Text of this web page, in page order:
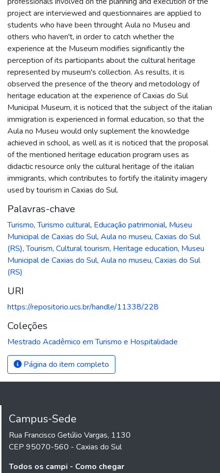
project are interviewed and questionnaires are applied to
students who have been throught Aula no Museu and
others who haven't, in order to catch whether the
experience at the Museum modifies significantly the
perception of its participants about the cultural heritage
represented by museum's collection. As results, it is
observed the presence of the theory and metodology of
heritage education at the experience of Caxias do Sul
Municipal Museum, it is noticed that the subject of the italian
immigration is experienced in formal education, so that the
Aula no Museu would only suplement the knowledge
achieved in school, as well as it is noticed that the proposal
of the mentioned heritage education program uses as
didactic resource only the cultural heritage of the italian
immigrants, which contributes to fortify the italinity imagery
used by tourism in Caxias do Sul.
Palavras-chave
Turismo,Turismo cultural, Educação patrimonial, Museu
Municipal de Caxias do Sul, Aula no museu, Caxias do Sul
(RS),Tourism, Cultural tourism, Heritage education, Museu
Municipal de Caxias do Sul, Aula no museu, Caxias do Sul
(RS)
URI
https://repositorio.ucs.br/handle/11338/228
Coleções
Mestrado Acadêmico em Turismo e Hospitalidade
Página do item completo
Campus-Sede
Rua Francisco Getúlio Vargas, 1130
CEP 95070-560 - Caxias do Sul
Todos os campi - Como chegar